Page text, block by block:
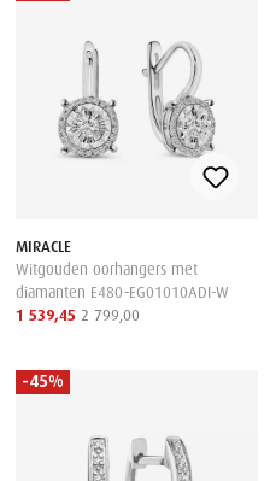
MIRACLE
Witgouden oorhangers met
diamanten E480-EG01010ADI-W
1 539,45 2 799,00
-45%